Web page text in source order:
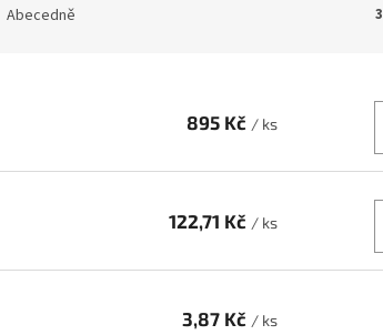
Abecedně 3
895 Kč / ks
122,71 Kč / ks
3,87 Kč / ks